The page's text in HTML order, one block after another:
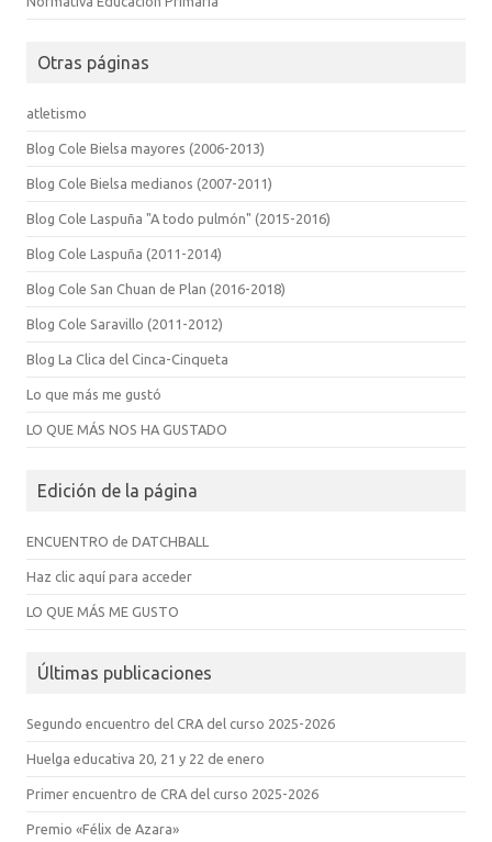
Otras páginas
atletismo
Blog Cole Bielsa mayores (2006-2013)
Blog Cole Bielsa medianos (2007-2011)
Blog Cole Laspuña "A todo pulmón" (2015-2016)
Blog Cole Laspuña (2011-2014)
Blog Cole San Chuan de Plan (2016-2018)
Blog Cole Saravillo (2011-2012)
Blog La Clica del Cinca-Cinqueta
Lo que más me gustó
LO QUE MÁS NOS HA GUSTADO
Edición de la página
ENCUENTRO de DATCHBALL
Haz clic aquí para acceder
LO QUE MÁS ME GUSTO
Últimas publicaciones
Segundo encuentro del CRA del curso 2025-2026
Huelga educativa 20, 21 y 22 de enero
Primer encuentro de CRA del curso 2025-2026
Premio «Félix de Azara»